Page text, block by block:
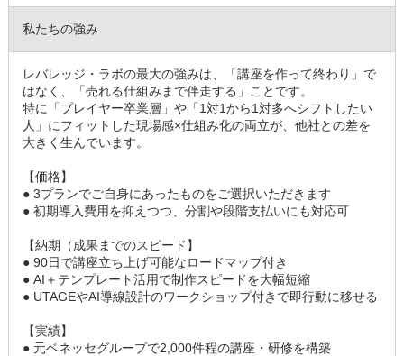
私たちの強み
レバレッジ・ラボの最大の強みは、「講座を作って終わり」で
はなく、「売れる仕組みまで伴走する」ことです。
特に「プレイヤー卒業層」や「1対1から1対多へシフトしたい
人」にフィットした現場感×仕組み化の両立が、他社との差を
大きく生んでいます。
【価格】
● 3プランでご自身にあったものをご選択いただきます
● 初期導入費用を抑えつつ、分割や段階支払いにも対応可
【納期（成果までのスピード】
● 90日で講座立ち上げ可能なロードマップ付き
● AI＋テンプレート活用で制作スピードを大幅短縮
● UTAGEやAI導線設計のワークショップ付きで即行動に移せる
【実績】
● 元ベネッセグループで2,000件程の講座・研修を構築